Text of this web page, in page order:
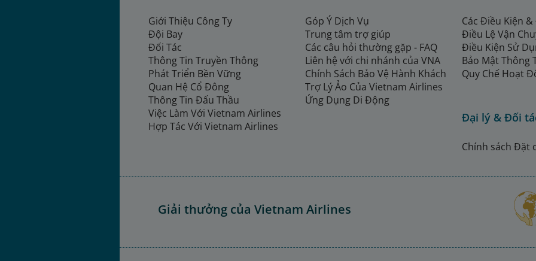
Giới Thiệu Công Ty
Đội Bay
Đối Tác
Thông Tin Truyền Thông
Phát Triển Bền Vững
Quan Hệ Cổ Đông
Thông Tin Đấu Thầu
Việc Làm Với Vietnam Airlines
Hợp Tác Với Vietnam Airlines
Góp Ý Dịch Vụ
Trung tâm trợ giúp
Các câu hỏi thường gặp - FAQ
Liên hệ với chi nhánh của VNA
Chính Sách Bảo Vệ Hành Khách
Trợ Lý Ảo Của Vietnam Airlines
Ứng Dụng Di Động
Các Điều Kiện
Điều Lệ Vận
Điều Kiện Sử
Bảo Mật Thông
Quy Chế Hoạt
Đại lý & Đối
Chính sách Đặt
Giải thưởng của Vietnam Airlines